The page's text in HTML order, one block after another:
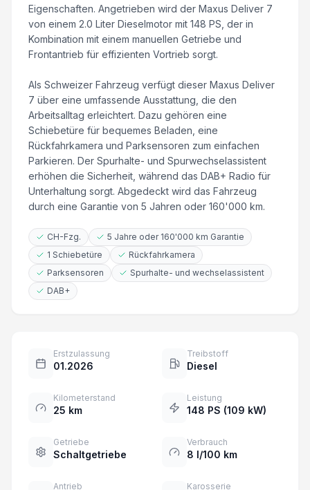
Eigenschaften. Angetrieben wird der Maxus Deliver 7
von einem 2.0 Liter Dieselmotor mit 148 PS, der in
Kombination mit einem manuellen Getriebe und
Frontantrieb für effizienten Vortrieb sorgt.
Als Schweizer Fahrzeug verfügt dieser Maxus Deliver
7 über eine umfassende Ausstattung, die den
Arbeitsalltag erleichtert. Dazu gehören eine
Schiebetüre für bequemes Beladen, eine
Rückfahrkamera und Parksensoren zum einfachen
Parkieren. Der Spurhalte- und Spurwechselassistent
erhöhen die Sicherheit, während das DAB+ Radio für
Unterhaltung sorgt. Abgedeckt wird das Fahrzeug
durch eine Garantie von 5 Jahren oder 160'000 km.
CH-Fzg.
5 Jahre oder 160'000 km Garantie
1 Schiebetüre
Rückfahrkamera
Parksensoren
Spurhalte- und wechselassistent
DAB+
Erstzulassung
01.2026
Treibstoff
Diesel
Kilometerstand
25 km
Leistung
148 PS (109 kW)
Getriebe
Schaltgetriebe
Verbrauch
8 l/100 km
Antrieb Karosserie